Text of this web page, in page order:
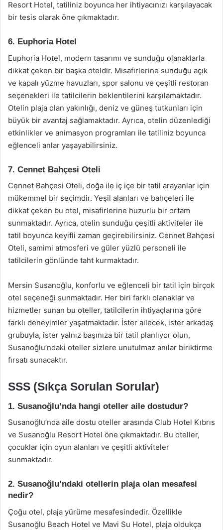
Resort Hotel, tatiliniz boyunca her ihtiyacınızı karşılayacak
bir tesis olarak öne çıkmaktadır.
6. Euphoria Hotel
Euphoria Hotel, modern tasarımı ve sunduğu olanaklarla
dikkat çeken bir başka oteldir. Misafirlerine sunduğu açık
ve kapalı yüzme havuzları, spor salonu ve çeşitli restoran
seçenekleri ile tatilcilerin beklentilerini karşılamaktadır.
Otelin plaja olan yakınlığı, deniz ve güneş tutkunları için
büyük bir avantaj sağlamaktadır. Ayrıca, otelin düzenlediği
etkinlikler ve animasyon programları ile tatiliniz boyunca
eğlenceli anlar yaşayabilirsiniz.
7. Cennet Bahçesi Oteli
Cennet Bahçesi Oteli, doğa ile iç içe bir tatil arayanlar için
mükemmel bir seçimdir. Yeşil alanları ve bahçeleri ile
dikkat çeken bu otel, misafirlerine huzurlu bir ortam
sunmaktadır. Ayrıca, otelin sunduğu çeşitli aktiviteler ile
tatil boyunca keyifli zaman geçirebilirsiniz. Cennet Bahçesi
Oteli, samimi atmosferi ve güler yüzlü personeli ile
tatilcilerin gönlünde taht kurmaktadır.
Mersin Susanoğlu, konforlu ve eğlenceli bir tatil için birçok
otel seçeneği sunmaktadır. Her biri farklı olanaklar ve
hizmetler sunan bu oteller, tatilcilerin ihtiyaçlarına göre
farklı deneyimler yaşatmaktadır. İster ailecek, ister arkadaş
grubuyla, ister yalnız başınıza bir tatil planlıyor olun,
Susanoğlu’ndaki oteller sizlere unutulmaz anılar biriktirme
fırsatı sunacaktır.
SSS (Sıkça Sorulan Sorular)
1. Susanoğlu’nda hangi oteller aile dostudur?
Susanoğlu’nda aile dostu oteller arasında Club Hotel Kıbrıs
ve Susanoğlu Resort Hotel öne çıkmaktadır. Bu oteller,
çocuklar için oyun alanları ve çeşitli aktiviteler
sunmaktadır.
2. Susanoğlu’ndaki otellerin plaja olan mesafesi
nedir?
Çoğu otel, plaja yürüme mesafesindedir. Özellikle
Susanoğlu Beach Hotel ve Mavi Su Hotel, plaja oldukça